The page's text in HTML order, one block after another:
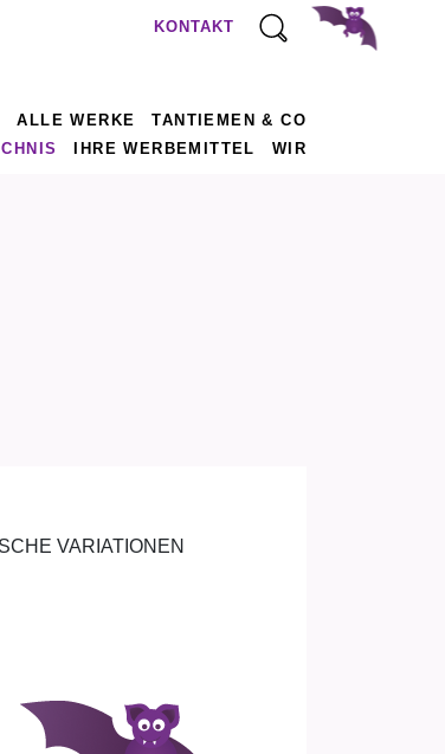
KONTAKT
ALLE WERKE
TANTIEMEN & CO
IHRE WERBEMITTEL WIR
VARIATIONEN